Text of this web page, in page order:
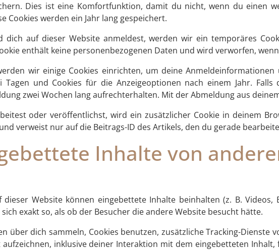
Dies ist eine Komfortfunktion, damit du nicht, wenn du einen
Cookies werden ein Jahr lang gespeichert.
dich auf dieser Website anmeldest, werden wir ein temporäres
enthält keine personenbezogenen Daten und wird verworfen,
wir einige Cookies einrichten, um deine
Tagen und Cookies für die Anzeigeoptionen nach einem Jahr.
zwei Wochen lang aufrechterhalten. Mit der Abmeldung aus
oder veröffentlichst, wird ein zusätzlicher Cookie in deinem
verweist nur auf die Beitrags-ID des Artikels, den du gerade
Inhalte von
dieser Website können eingebettete Inhalte beinhalten (z. B. Videos,
exakt so, als ob der Besucher die andere Website besucht hätte.
über dich sammeln, Cookies benutzen, zusätzliche Tracking-
inklusive deiner Interaktion mit dem eingebetteten